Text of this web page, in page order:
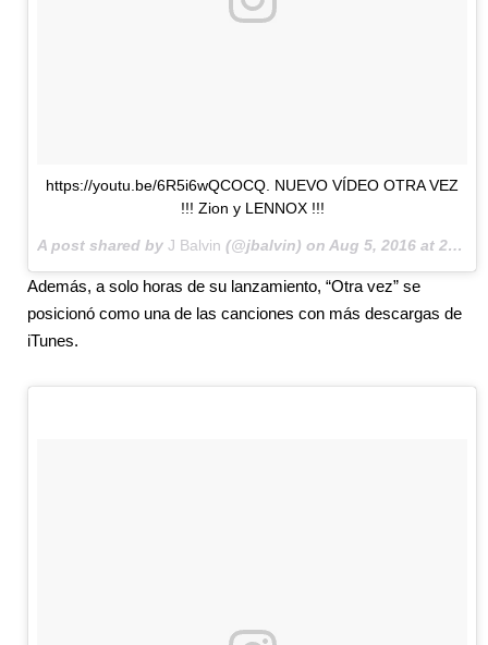
https://youtu.be/6R5i6wQCOCQ. NUEVO VÍDEO OTRA VEZ
!!! Zion y LENNOX !!!
A post shared by J Balvin (@jbalvin) on Aug 5, 2016 at 2:42pm PDT
Además, a solo horas de su lanzamiento, “Otra vez” se
posicionó como una de las canciones con más descargas de
iTunes.